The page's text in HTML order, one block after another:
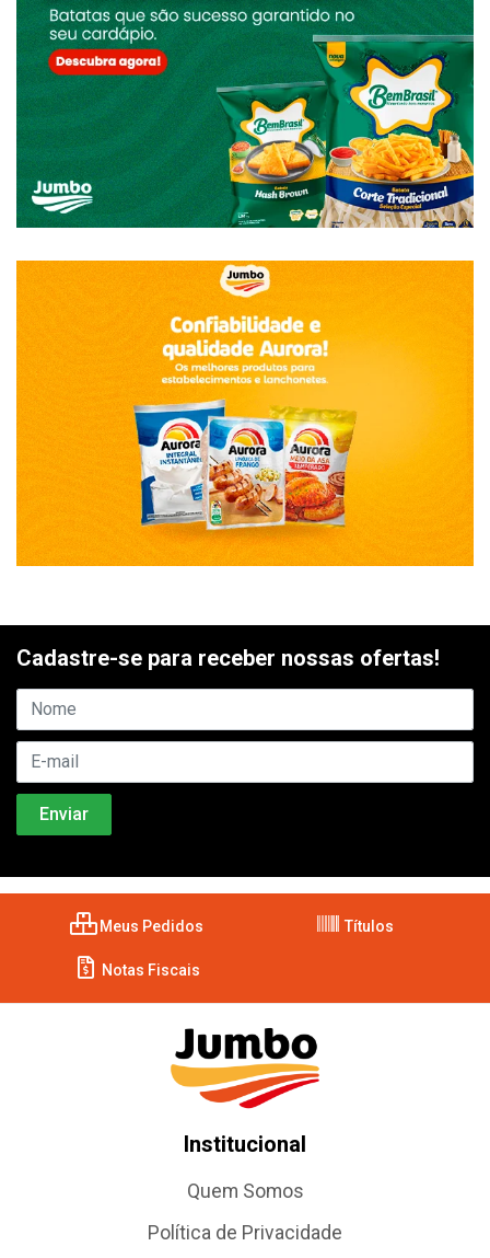
Cadastre-se para receber nossas ofertas!
Meus Pedidos Títulos
Notas Fiscais
Institucional
Quem Somos
Política de Privacidade